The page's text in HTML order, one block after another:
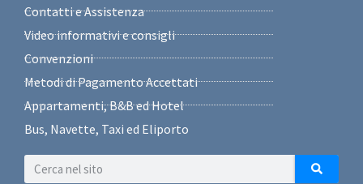
Contatti e Assistenza
Video informativi e consigli
Convenzioni
Metodi di Pagamento Accettati
Appartamenti, B&B ed Hotel
Bus, Navette, Taxi ed Eliporto